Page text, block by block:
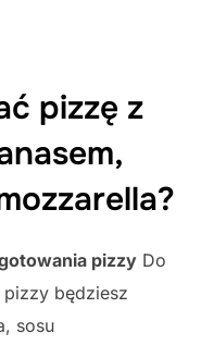
pizzę z
pizzy Do
pizzy będziesz
sosu